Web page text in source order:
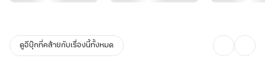
ดูอีบุ๊กที่คล้ายกับเรื่องนี้ทั้งหมด